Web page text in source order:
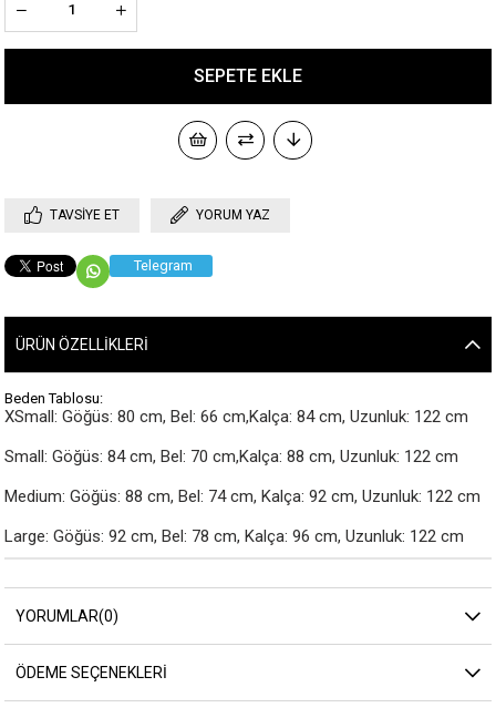
TAVSIYE ET YORUM YAZ
Telegram
ÜRÜN ÖZELLIKLERI
Beden Tablosu:
XSmall: Göğüs: 80 cm, Bel: 66 cm,Kalça: 84 cm, Uzunluk: 122 cm
Small: Göğüs: 84 cm, Bel: 70 cm,Kalça: 88 cm, Uzunluk: 122 cm
Medium: Göğüs: 88 cm, Bel: 74 cm, Kalça: 92 cm, Uzunluk: 122 cm
Large: Göğüs: 92 cm, Bel: 78 cm, Kalça: 96 cm, Uzunluk: 122 cm
YORUMLAR(0)
ÖDEME SEÇENEKLERI